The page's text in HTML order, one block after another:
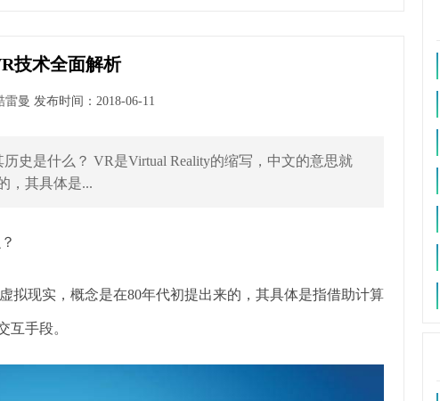
技术全面解析
雷曼 发布时间：2018-06-11
史是什么？ VR是Virtual Reality的缩写，中文的意思就
，其具体是...
拟现实，概念是在80年代初提出来的，其具体是指借助计算
互手段。